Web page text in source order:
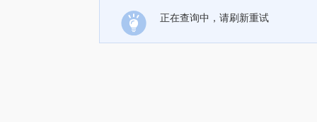
正在查询中，请刷新重试